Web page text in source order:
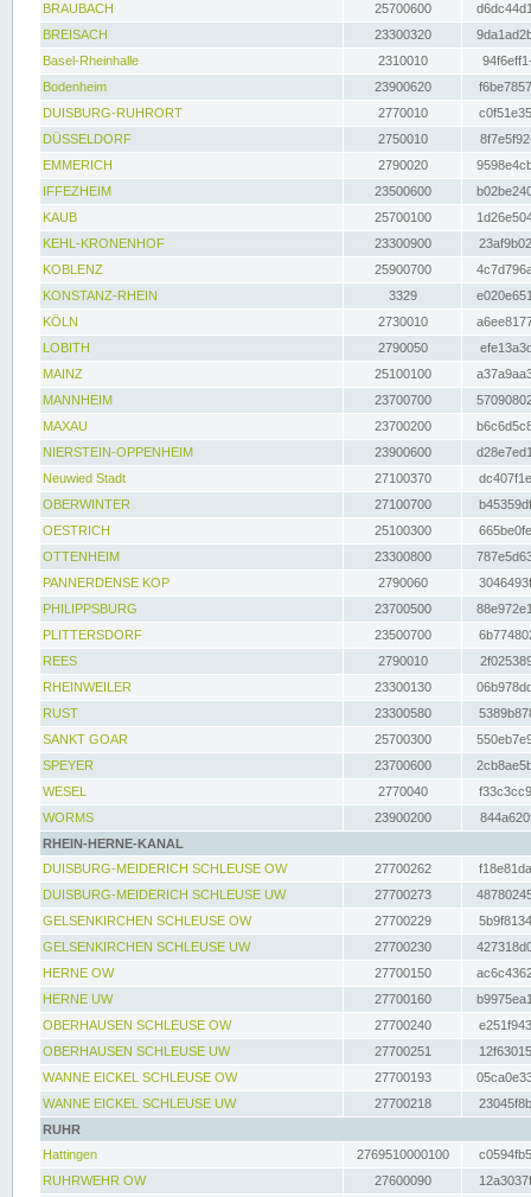
BRAUBACH
25700600
BREISACH
23300320
Basel-Rheinhalle
2310010
Bodenheim
23900620
DUISBURG-RUHRORT
2770010
DÜSSELDORF
2750010
EMMERICH
2790020
IFFEZHEIM
23500600
KAUB
25700100
KEHL-KRONENHOF
23300900
KOBLENZ
25900700
KONSTANZ-RHEIN
3329
KÖLN
2730010
LOBITH
2790050
MAINZ
25100100
MANNHEIM
23700700
MAXAU
23700200
NIERSTEIN-OPPENHEIM
23900600
Neuwied Stadt
27100370
OBERWINTER
27100700
OESTRICH
25100300
OTTENHEIM
23300800
PANNERDENSE KOP
2790060
PHILIPPSBURG
23700500
PLITTERSDORF
23500700
REES
2790010
RHEINWEILER
23300130
RUST
23300580
SANKT GOAR
25700300
SPEYER
23700600
WESEL
2770040
WORMS
23900200
RHEIN-HERNE-KANAL
DUISBURG-MEIDERICH SCHLEUSE OW
27700262
DUISBURG-MEIDERICH SCHLEUSE UW
27700273
GELSENKIRCHEN SCHLEUSE OW
27700229
GELSENKIRCHEN SCHLEUSE UW
27700230
HERNE OW
27700150
HERNE UW
27700160
OBERHAUSEN SCHLEUSE OW
27700240
OBERHAUSEN SCHLEUSE UW
27700251
WANNE EICKEL SCHLEUSE OW
27700193
WANNE EICKEL SCHLEUSE UW
27700218
RUHR
Hattingen
2769510000100
RUHRWEHR OW
27600090